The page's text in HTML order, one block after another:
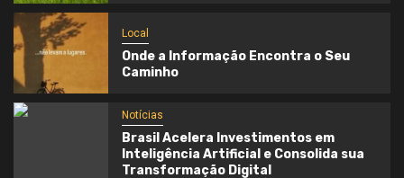
Local
Onde a Informação Encontra o Seu
Caminho
Notícias
Brasil Acelera Investimentos em
Inteligência Artificial e Consolida sua
Transformação Digital